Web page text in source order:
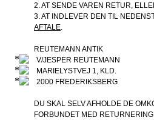
2. AT SENDE VAREN RETUR,
3. AT INDLEVER DEN TIL
AFTALE.
REUTEMANN ANTIK
V/JESPER REUTEMANN
MARIELYSTVEJ 1, KLD.
2000 FREDERIKSBERG
DU SKAL SELV AFHOLDE DE
FORBUNDET MED